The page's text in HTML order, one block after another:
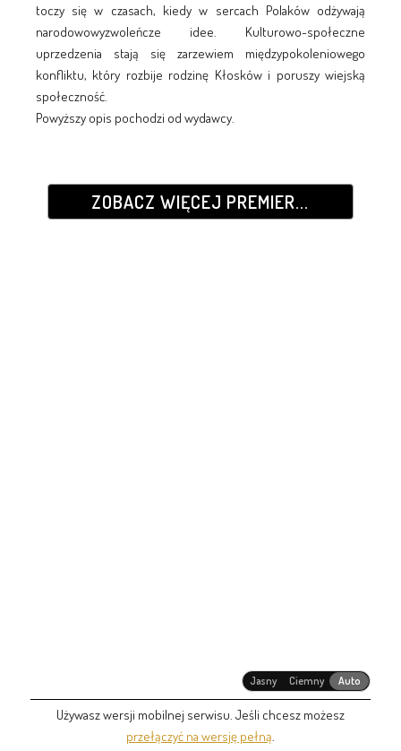
toczy się w czasach, kiedy w sercach Polaków odżywają
narodowowyzwoleńcze idee. Kulturowo-społeczne
uprzedzenia stają się zarzewiem międzypokoleniowego
konfliktu, który rozbije rodzinę Kłosków i poruszy wiejską
społeczność.
Powyższy opis pochodzi od wydawcy.
ZOBACZ WIĘCEJ PREMIER...
Jasny Ciemny Auto
Używasz wersji mobilnej serwisu. Jeśli chcesz możesz
przełączyć na wersję pełną